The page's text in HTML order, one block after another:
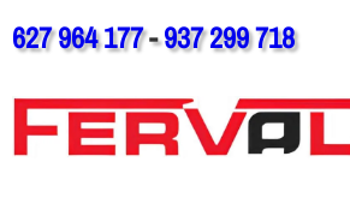
627 964 177-937 299 718